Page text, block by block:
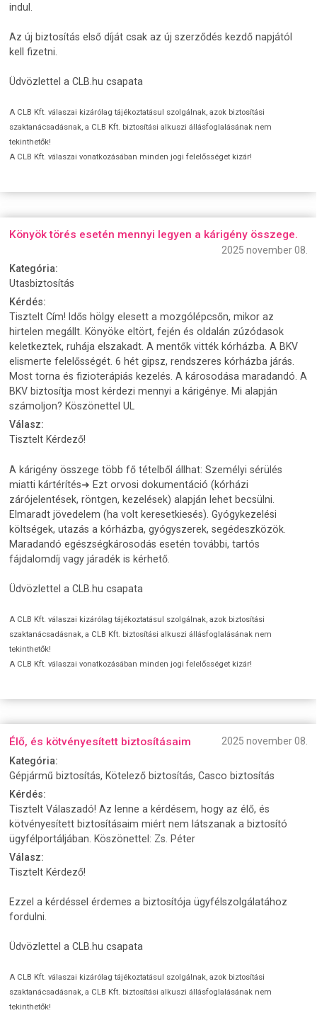
indul.
Az új biztosítás első díját csak az új szerződés kezdő napjától
kell fizetni.
Üdvözlettel a CLB.hu csapata
A CLB Kft. válaszai kizárólag tájékoztatásul szolgálnak, azok biztosítási
szaktanácsadásnak, a CLB Kft. biztosítási alkuszi állásfoglalásának nem
tekinthetők!
A CLB Kft. válaszai vonatkozásában minden jogi felelősséget kizár!
Könyök törés esetén mennyi legyen a kárigény összege.
2025 november 08.
Kategória:
Utasbiztosítás
Kérdés:
Tisztelt Cím! Idős hölgy elesett a mozgólépcsőn, mikor az
hirtelen megállt. Könyöke eltört, fején és oldalán zúzódasok
keletkeztek, ruhája elszakadt. A mentők vitték kórházba. A BKV
elismerte felelősségét. 6 hét gipsz, rendszeres kórházba járás.
Most torna és fizioterápiás kezelés. A károsodása maradandó. A
BKV biztosítja most kérdezi mennyi a kárigénye. Mi alapján
számoljon? Köszönettel UL
Válasz:
Tisztelt Kérdező!
A kárigény összege több fő tételből állhat: Személyi sérülés
miatti kártérítés➜ Ezt orvosi dokumentáció (kórházi
zárójelentések, röntgen, kezelések) alapján lehet becsülni.
Elmaradt jövedelem (ha volt keresetkiesés). Gyógykezelési
költségek, utazás a kórházba, gyógyszerek, segédeszközök.
Maradandó egészségkárosodás esetén további, tartós
fájdalomdíj vagy járadék is kérhető.
Üdvözlettel a CLB.hu csapata
A CLB Kft. válaszai kizárólag tájékoztatásul szolgálnak, azok biztosítási
szaktanácsadásnak, a CLB Kft. biztosítási alkuszi állásfoglalásának nem
tekinthetők!
A CLB Kft. válaszai vonatkozásában minden jogi felelősséget kizár!
Élő, és kötvényesített biztosításaim
2025 november 08.
Kategória:
Gépjármű biztosítás, Kötelező biztosítás, Casco biztosítás
Kérdés:
Tisztelt Válaszadó! Az lenne a kérdésem, hogy az élő, és
kötvényesített biztosításaim miért nem látszanak a biztosító
ügyfélportáljában. Köszönettel: Zs. Péter
Válasz:
Tisztelt Kérdező!
Ezzel a kérdéssel érdemes a biztosítója ügyfélszolgálatához
fordulni.
Üdvözlettel a CLB.hu csapata
A CLB Kft. válaszai kizárólag tájékoztatásul szolgálnak, azok biztosítási
szaktanácsadásnak, a CLB Kft. biztosítási alkuszi állásfoglalásának nem
tekinthetők!